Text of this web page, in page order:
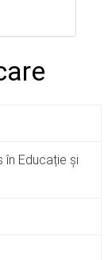
Educație și